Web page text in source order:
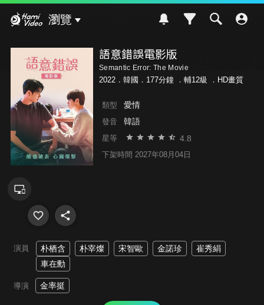
瀏覽
語意錯誤電影版
Semantic Error: The Movie
2022．韓國．177分鐘 ． 輔12級 ．HD畫質
類型 愛情
發音 韓語
星等 4.8
下架時間 2027年08月04日
演員 朴栖含 朴宰燦 宋智歐 金諾珍
崔秀絹
車在勳
導演 金率挺